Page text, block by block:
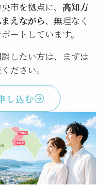
市を拠点に、 高知方
えながら、無理なく
ートしています。
したい方は、まずは
ださい。
し込む